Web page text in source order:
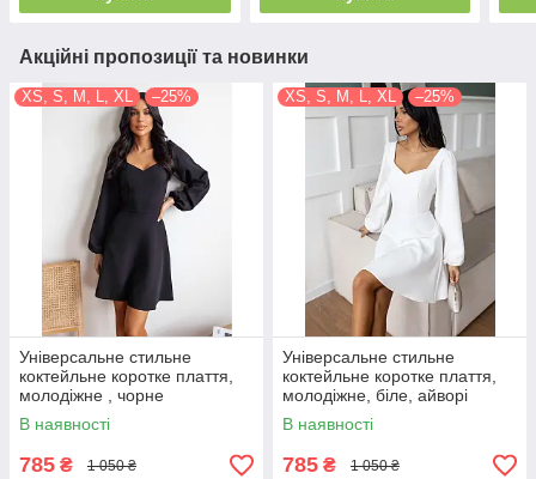
Акційні пропозиції та новинки
XS, S, M, L, XL –25%
Універсальне стильне
коктейльне коротке плаття,
молодіжне , чорне
В наявності
785 ₴ 1 050 ₴
XS, S, M, L, XL –25%
Універсальне стильне
коктейльне коротке плаття,
молодіжне, біле, айворі
В наявності
785 ₴ 1 050 ₴